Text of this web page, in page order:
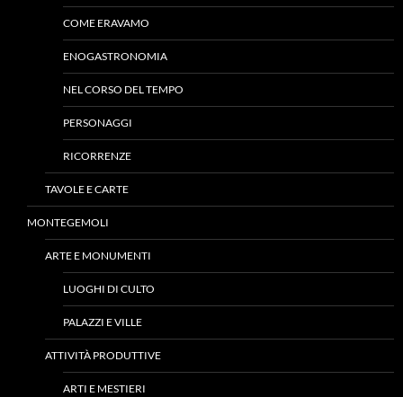
COME ERAVAMO
ENOGASTRONOMIA
NEL CORSO DEL TEMPO
PERSONAGGI
RICORRENZE
TAVOLE E CARTE
MONTEGEMOLI
ARTE E MONUMENTI
LUOGHI DI CULTO
PALAZZI E VILLE
ATTIVITÀ PRODUTTIVE
ARTI E MESTIERI